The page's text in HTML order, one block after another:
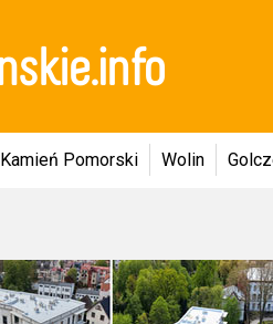
Kamień Pomorski Wolin